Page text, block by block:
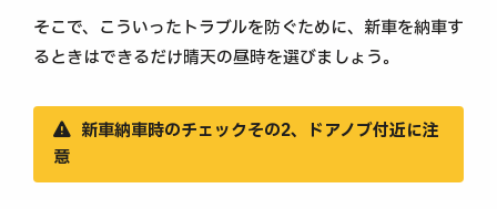
そこで、こういったトラブルを防ぐために、新車を納車す
るときはできるだけ晴天の昼時を選びましょう。
新車納車時のチェックその2、ドアノブ付近に注
意